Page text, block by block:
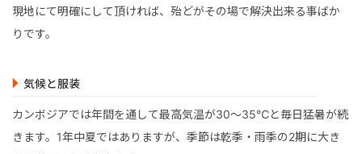
現地にて明確にして頂ければ、殆どがその場で解決出来る事ばか
りです。
気候と服装
カンボジアでは年間を通して最高気温が30～35℃と毎日猛暑が続
きます。1年中夏ではありますが、季節は乾季・雨季の2期に大き